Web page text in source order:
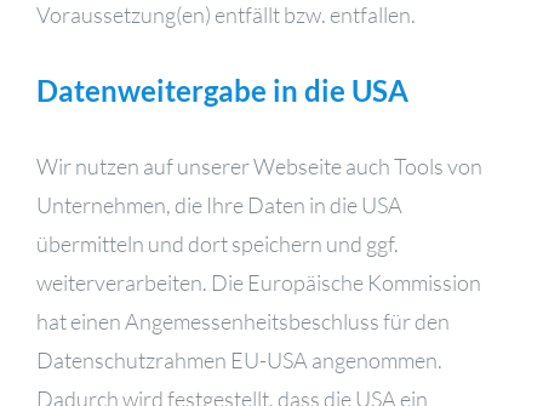
Voraussetzung(en) entfällt bzw. entfallen.
Datenweitergabe in die USA
Wir nutzen auf unserer Webseite auch Tools von
Unternehmen, die Ihre Daten in die USA
übermitteln und dort speichern und ggf.
weiterverarbeiten. Die Europäische Kommission
hat einen Angemessenheitsbeschluss für den
Datenschutzrahmen EU-USA angenommen.
Dadurch wird festgestellt, dass die USA ein